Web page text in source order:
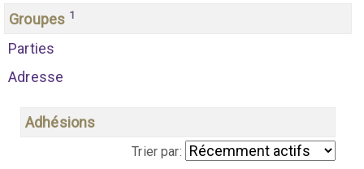
Groupes 1
Parties
Adresse
Adhésions
Trier par: